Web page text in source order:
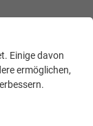
Einige davon
ermöglichen,